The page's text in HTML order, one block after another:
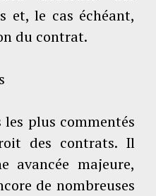
et, le cas échéant,
du contrat.
les plus commentés
des contrats. Il
avancée majeure,
de nombreuses